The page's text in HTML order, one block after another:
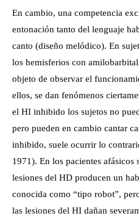
En cambio, una competencia
entonación tanto del lenguaje
canto (diseño melódico). En
los hemisferios con
objeto de observar el
ellos, se dan fenómenos
el HI inhibido los sujetos no
pero pueden en cambio cantar
inhibido, suele ocurrir lo
1971). En los pacientes afásicos
lesiones del HD producen un
conocida como “tipo robot”,
las lesiones del HI dañan